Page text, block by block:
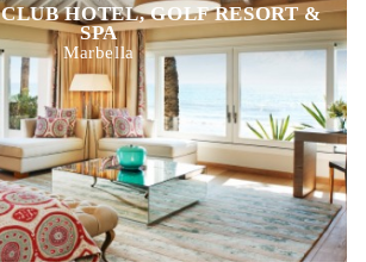
HOTEL, GOLF RESORT &
SPA
Marbella